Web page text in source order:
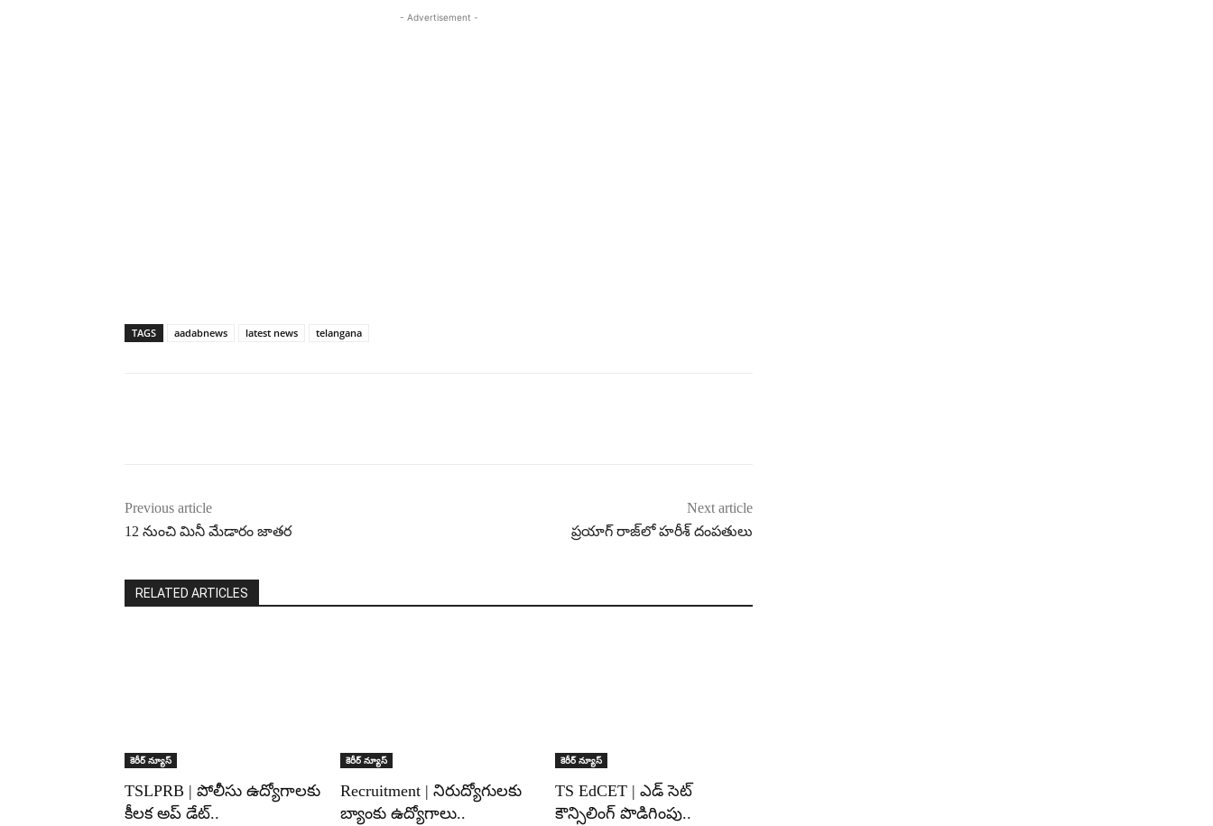
- Advertisement -
TAGS aadabnews latest news telangana
Previous article
12 నుంచి మినీ మేడారం జాతర
Next article
ప్రయాగ్ రాజ్‌లో హరీశ్ దంపతులు
RELATED ARTICLES
కెరీర్ న్యూస్
TSLPRB | పోలీసు ఉద్యోగాలకు
కీలక అప్ డేట్..
కెరీర్ న్యూస్
Recruitment | నిరుద్యోగులకు
బ్యాంకు ఉద్యోగాలు..
కెరీర్ న్యూస్
TS EdCET | ఎడ్ సెట్
కౌన్సిలింగ్ పొడిగింపు..